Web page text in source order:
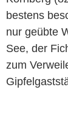
bestens
nur geübte
See, der
zum